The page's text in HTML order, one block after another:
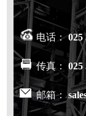
电话：025
传真： 025
邮箱：